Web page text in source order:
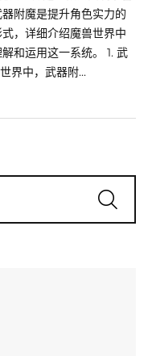
附魔是提升角色实力的
，详细介绍魔兽世界中
和运用这一系统。 1. 武
界中，武器附...